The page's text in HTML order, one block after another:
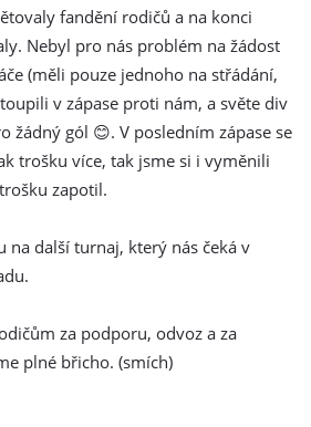
fandění rodičů a na konci
Nebyl pro nás problém na žádost
(měli pouze jednoho na střádání,
v zápase proti nám, a světe div
žádný gól 😊. V posledním zápase se
trošku více, tak jsme si i vyměnili
zapotil.
na další turnaj, který nás čeká v
za podporu, odvoz a za
plné břicho. (smích)